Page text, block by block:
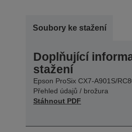
Soubory ke stažení
Doplňující
stažení
Epson ProSix CX7-A901S/
Přehled údajů / brožura
Stáhnout PDF